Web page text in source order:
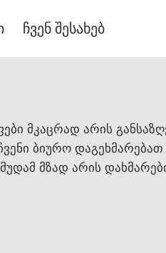
ჩვენ შესახებ
მკაცრად არის
ბიურო დაგეხმარებათ
მზად არის